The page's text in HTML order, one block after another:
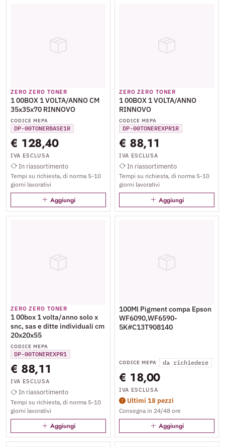
ZERO ZERO TONER
1 00BOX 1 VOLTA/ANNO CM
35x35x70 RINNOVO
CODICE MEPA
DP-00TONERBASE1R
€ 128,40
IVA ESCLUSA
In riassortimento
Tempi su richiesta, di norma 5-10
giorni lavorativi
Aggiungi
ZERO ZERO TONER
1 00BOX 1 VOLTA/ANNO
RINNOVO
CODICE MEPA
DP-00TONEREXPR1R
€ 88,11
IVA ESCLUSA
In riassortimento
Tempi su richiesta, di norma 5-10
giorni lavorativi
Aggiungi
ZERO ZERO TONER
1 00box 1 volta/anno solo x
snc, sas e ditte individuali cm
20x20x55
CODICE MEPA
DP-00TONEREXPR1
€ 88,11
IVA ESCLUSA
In riassortimento
Tempi su richiesta, di norma 5-10
giorni lavorativi
Aggiungi
100Ml Pigment compa Epson
WF6090,WF6590-
5K#C13T908140
CODICE MEPA da richiedere
€ 18,00
IVA ESCLUSA
Ultimi 18 pezzi
Consegna in 24/48 ore
Aggiungi